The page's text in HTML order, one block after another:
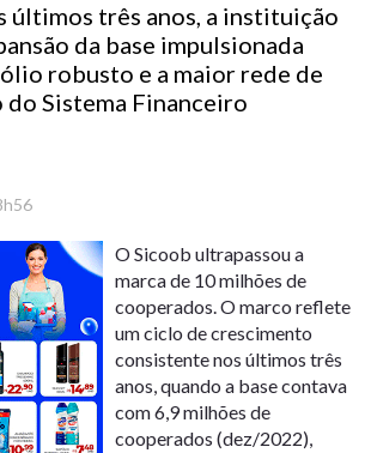
últimos três anos, a instituição
da base impulsionada
robusto e a maior rede de
Sistema Financeiro
O Sicoob ultrapassou a
marca de 10 milhões de
cooperados. O marco reflete
um ciclo de crescimento
consistente nos últimos três
anos, quando a base contava
com 6,9 milhões de
cooperados (dez/2022),